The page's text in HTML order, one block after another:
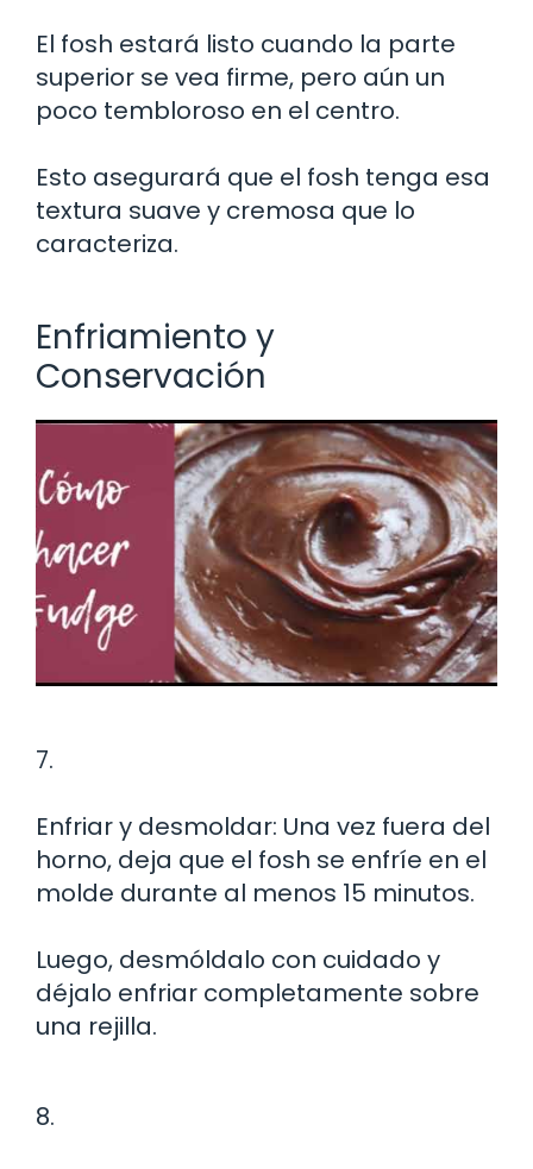
El fosh estará listo cuando la parte
superior se vea firme, pero aún un
poco tembloroso en el centro.
Esto asegurará que el fosh tenga esa
textura suave y cremosa que lo
caracteriza.
Enfriamiento y
Conservación
7.
Enfriar y desmoldar: Una vez fuera del
horno, deja que el fosh se enfríe en el
molde durante al menos 15 minutos.
Luego, desmóldalo con cuidado y
déjalo enfriar completamente sobre
una rejilla.
8.